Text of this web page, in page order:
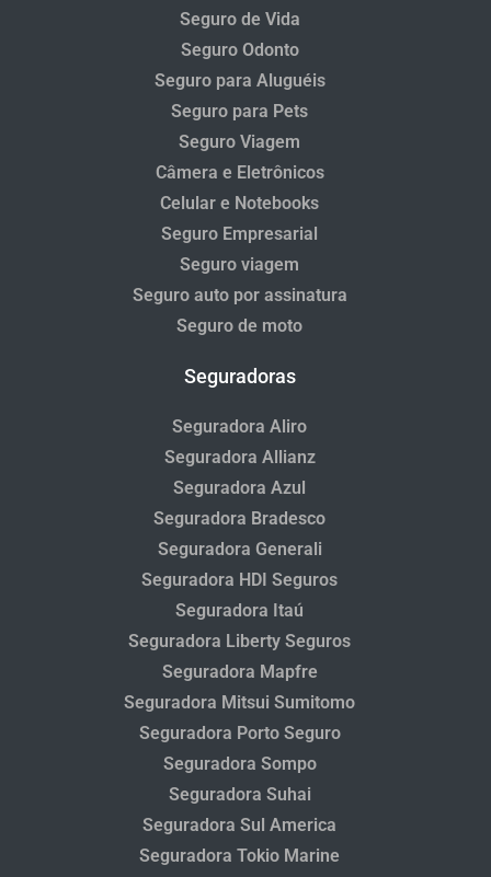
Seguro de Vida
Seguro Odonto
Seguro para Aluguéis
Seguro para Pets
Seguro Viagem
Câmera e Eletrônicos
Celular e Notebooks
Seguro Empresarial
Seguro viagem
Seguro auto por assinatura
Seguro de moto
Seguradoras
Seguradora Aliro
Seguradora Allianz
Seguradora Azul
Seguradora Bradesco
Seguradora Generali
Seguradora HDI Seguros
Seguradora Itaú
Seguradora Liberty Seguros
Seguradora Mapfre
Seguradora Mitsui Sumitomo
Seguradora Porto Seguro
Seguradora Sompo
Seguradora Suhai
Seguradora Sul America
Seguradora Tokio Marine